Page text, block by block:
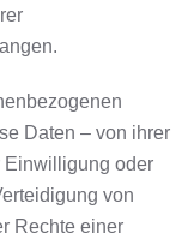
Daten – von ihrer
Einwilligung oder
von
Rechte einer